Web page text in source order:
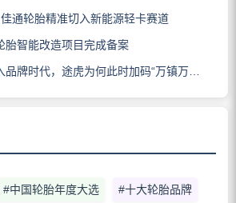
通轮胎精准切入新能源轻卡赛道
胎智能改造项目完成备案
牌时代，途虎为何此时加码“万镇万店”？
#中国轮胎年度大选 #十大轮胎品牌